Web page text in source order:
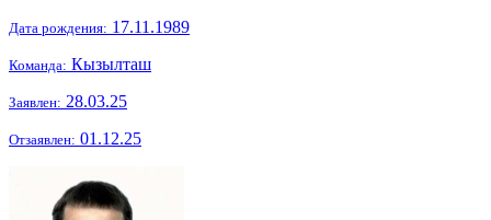
Дата рождения: 17.11.1989
Команда: Кызылташ
Заявлен: 28.03.25
Отзаявлен: 01.12.25